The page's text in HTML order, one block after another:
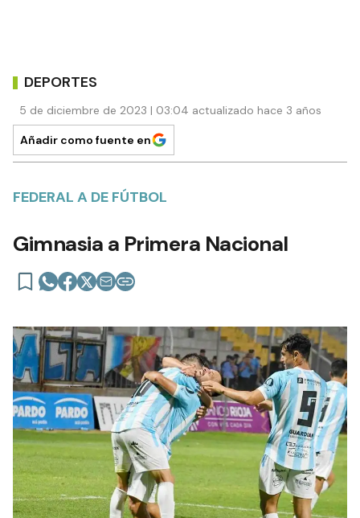
DEPORTES
5 de diciembre de 2023 | 03:04 actualizado hace 3 años
Añadir como fuente en
FEDERAL A DE FÚTBOL
Gimnasia a Primera Nacional